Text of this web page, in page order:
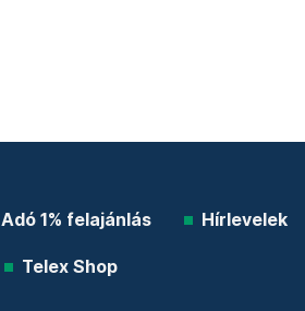
Adó 1% felajánlás Hírlevelek
Telex Shop